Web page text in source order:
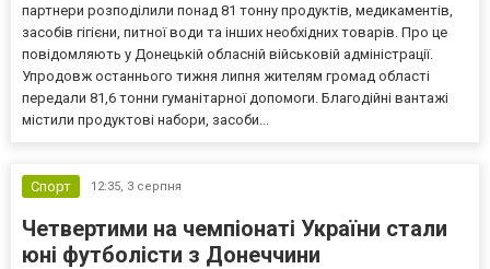
партнери розподілили понад 81 тонну продуктів, медикаментів,
засобів гігієни, питної води та інших необхідних товарів. Про це
повідомляють у Донецькій обласній військовій адміністрації.
Упродовж останнього тижня липня жителям громад області
передали 81,6 тонни гуманітарної допомоги. Благодійні вантажі
містили продуктові набори, засоби...
Спорт 12:35, 3 серпня
Четвертими на чемпіонаті України стали
юні футболісти з Донеччини